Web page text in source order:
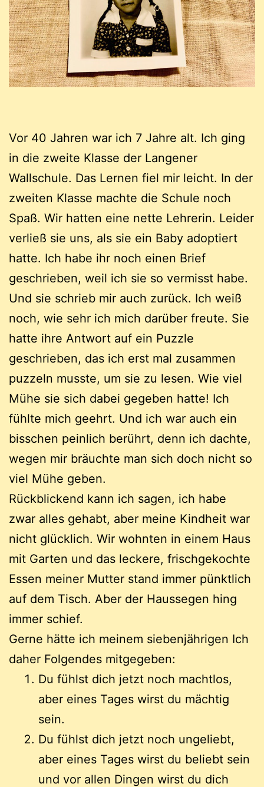
Vor 40 Jahren war ich 7 Jahre alt. Ich ging
in die zweite Klasse der Langener
Wallschule. Das Lernen fiel mir leicht. In der
zweiten Klasse machte die Schule noch
Spaß. Wir hatten eine nette Lehrerin. Leider
verließ sie uns, als sie ein Baby adoptiert
hatte. Ich habe ihr noch einen Brief
geschrieben, weil ich sie so vermisst habe.
Und sie schrieb mir auch zurück. Ich weiß
noch, wie sehr ich mich darüber freute. Sie
hatte ihre Antwort auf ein Puzzle
geschrieben, das ich erst mal zusammen
puzzeln musste, um sie zu lesen. Wie viel
Mühe sie sich dabei gegeben hatte! Ich
fühlte mich geehrt. Und ich war auch ein
bisschen peinlich berührt, denn ich dachte,
wegen mir bräuchte man sich doch nicht so
viel Mühe geben.
Rückblickend kann ich sagen, ich habe
zwar alles gehabt, aber meine Kindheit war
nicht glücklich. Wir wohnten in einem Haus
mit Garten und das leckere, frischgekochte
Essen meiner Mutter stand immer pünktlich
auf dem Tisch. Aber der Haussegen hing
immer schief.
Gerne hätte ich meinem siebenjährigen Ich
daher Folgendes mitgegeben:
Du fühlst dich jetzt noch machtlos,
aber eines Tages wirst du mächtig
sein.
Du fühlst dich jetzt noch ungeliebt,
aber eines Tages wirst du beliebt sein
und vor allen Dingen wirst du dich